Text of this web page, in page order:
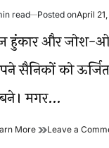
read Posted onApril
हुंकार और जोश-
सैनिकों को
मगर…
More विराटLeave a